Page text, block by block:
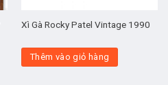
Xì Gà Rocky Patel Vintage 1990
Thêm vào giỏ hàng